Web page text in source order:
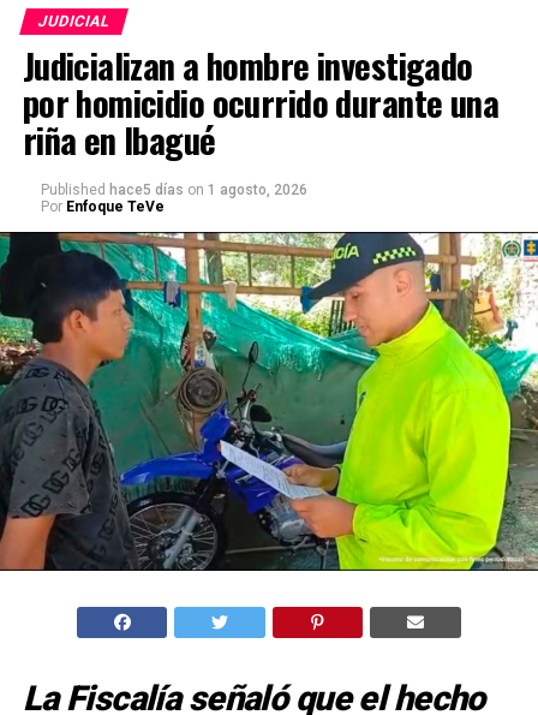
JUDICIAL
Judicializan a hombre investigado
por homicidio ocurrido durante una
riña en Ibagué
Published hace5 días on 1 agosto, 2026
Por Enfoque TeVe
La Fiscalía señaló que el hecho